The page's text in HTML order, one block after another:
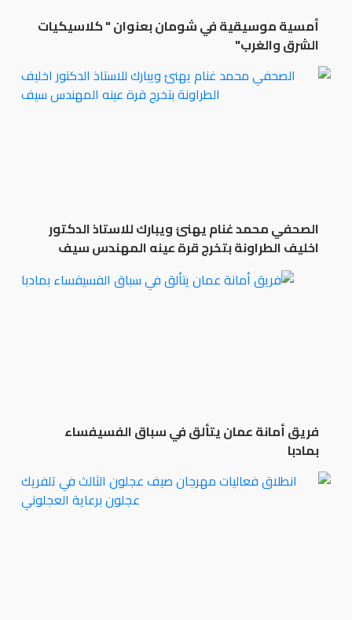
أمسية موسيقية في شومان بعنوان " كلاسيكيات
الشرق والغرب"
الصحفي محمد غنام يهنئ ويبارك للاستاذ الدكتور
اخليف الطراونة بتخرج قرة عينه المهندس سيف
فريق أمانة عمان يتألق في سباق الفسيفساء
بمادبا